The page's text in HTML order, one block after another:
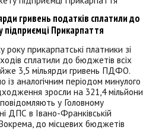
гривень податків сплатили до
Прикарпаття
року прикарпатські платники зі
сплатили до бюджетів всіх
3,5 мільярди гривень ПДФО.
із аналогічним періодом минулого
зросли на 321,4 мільйони
у Головному
ДПС в Івано-Франківській
до місцевих бюджетів